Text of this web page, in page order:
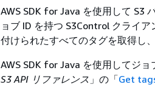
AWS SDK for Java を使用して S3
ョブ ID を持つ S3Control クライ
付けられたすべてのタグを取得し
AWS SDK for Java を使用してジ
S3 API リファレンス 」の「Get